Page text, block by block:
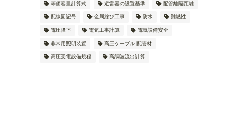
等価容量計算式 避雷器の設置基準 配管離隔距離
配線図記号 金属線ぴ工事 防水 難燃性
電圧降下 電気工事計算 電気設備安全
非常用照明装置 高圧ケーブル 配管材
高圧受電設備規程 高調波流出計算